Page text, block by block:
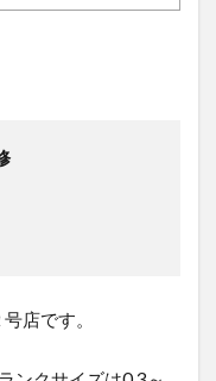
店です。